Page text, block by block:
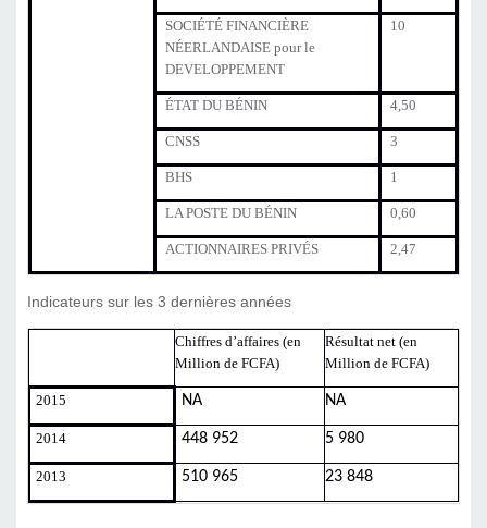
SOCIÉTÉ FINANCIÈRE
NÉERLANDAISE pour le
DEVELOPPEMENT
10
ÉTAT DU BÉNIN 4,50
CNSS 3
BHS 1
LA POSTE DU BÉNIN 0,60
ACTIONNAIRES PRIVÉS 2,47
Indicateurs sur les 3 dernières années
Chiffres d’affaires (en
Million de FCFA)
Résultat net (en
Million de FCFA)
2015 NA NA
2014 448 952 5 980
2013 510 965 23 848